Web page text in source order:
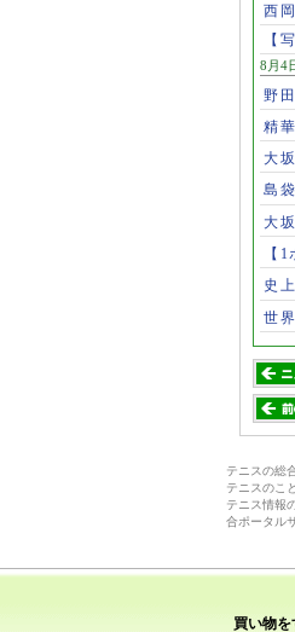
西
【
8月4
野
精
大
島
大
【
史
世
テニスの総
テニスのこ
テニス情報
合ポータル
買い物を